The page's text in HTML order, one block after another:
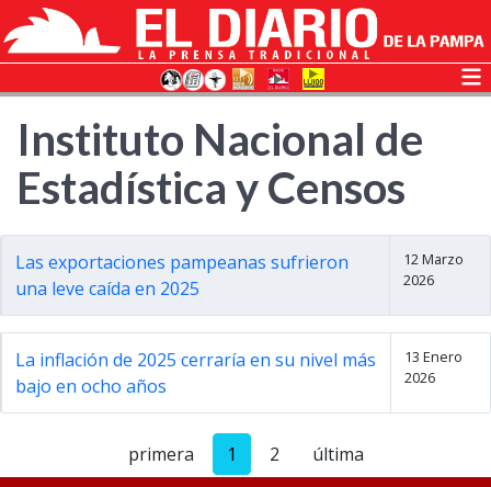
Instituto Nacional de
Estadística y Censos
Las exportaciones pampeanas sufrieron
una leve caída en 2025
12 Marzo
2026
La inflación de 2025 cerraría en su nivel más
bajo en ocho años
13 Enero
2026
primera 1 2 última